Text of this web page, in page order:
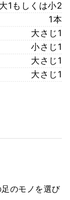
大1もしくは小2
1本
大さじ1
小さじ1
大さじ1
大さじ1
のモノを選び